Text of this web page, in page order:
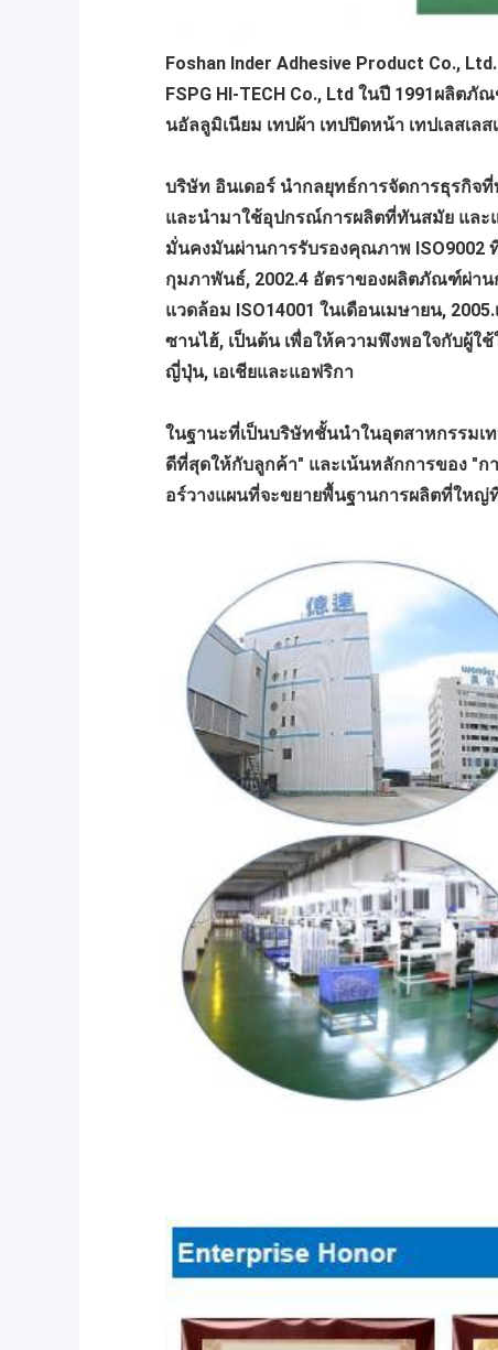
Foshan Inder Adhesive Product Co.,
FSPG HI-TECH Co., Ltd ในปี 1991ผลิต
นอัลลูมิเนียม เทปผ้า เทปปิดหน้า เทปเลสเล
บริษัท อินเดอร์ นํากลยุทธ์การจัดการธุรกิจ
และนํามาใช้อุปกรณ์การผลิตที่ทันสมัย แล
มั่นคงมันผ่านการรับรองคุณภาพ ISO9002
กุมภาพันธ์, 2002.4 อัตราของผลิตภัณฑ์ผ่าน
แวดล้อม ISO14001 ในเดือนเมษายน,
ซานไฮ้, เป็นต้น เพื่อให้ความพึงพอใจกับผู้ใ
ญี่ปุ่น, เอเชียและแอฟริกา
ในฐานะที่เป็นบริษัทชั้นนําในอุตสาหกรรมเ
ดีที่สุดให้กับลูกค้า" และเน้นหลักการของ "ก
อร์วางแผนที่จะขยายพื้นฐานการผลิตที่ให